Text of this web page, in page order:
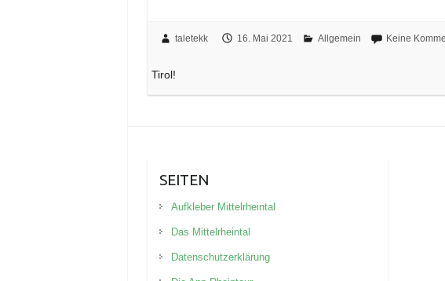
taletekk 16. Mai 2021 Allgemein Keine
Tirol!
SEITEN
Aufkleber Mittelrheintal
Das Mittelrheintal
Datenschutzerklärung